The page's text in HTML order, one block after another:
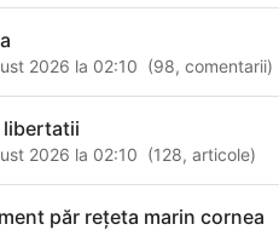
2026 la 02:10 (98,comentarii)
libertatii
2026 la 02:10 (128,articole)
păr reţeta marin cornea